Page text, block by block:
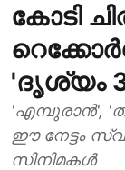
കോടി
'ദൃശ്യം
'എമ്പുരാൻ',
ഈ നേട്ടം
സിനിമകൾ